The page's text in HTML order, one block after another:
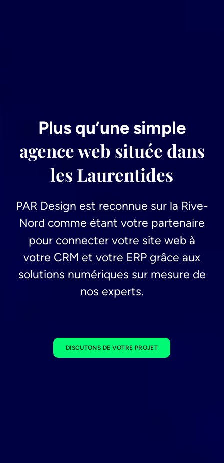
Plus qu’une simple
agence web située dans
les Laurentides
PAR Design est reconnue sur la Rive-
Nord comme étant votre partenaire
pour connecter votre site web à
votre CRM et votre ERP grâce aux
solutions numériques sur mesure de
nos experts.
DISCUTONS DE VOTRE PROJET